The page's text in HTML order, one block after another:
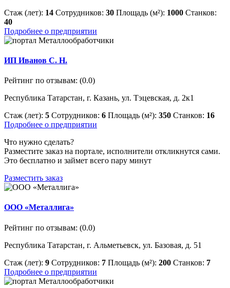
Стаж (лет): 14 Сотрудников: 30 Площадь (м²): 1000 Станков:
40
Подробнее о предприятии
ИП Иванов С. Н.
Рейтинг по отзывам: (0.0)
Республика Татарстан, г. Казань, ул. Тэцевская, д. 2к1
Стаж (лет): 5 Сотрудников: 6 Площадь (м²): 350 Станков: 16
Подробнее о предприятии
Что нужно сделать?
Разместите заказ на портале, исполнители откликнутся сами.
Это бесплатно и займет всего пару минут
Разместить заказ
ООО «Металлига»
Рейтинг по отзывам: (0.0)
Республика Татарстан, г. Альметьевск, ул. Базовая, д. 51
Стаж (лет): 9 Сотрудников: 7 Площадь (м²): 200 Станков: 7
Подробнее о предприятии